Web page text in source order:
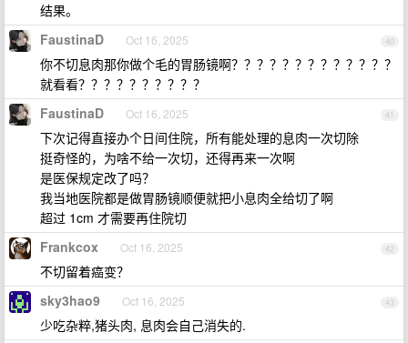
结果。
40
FaustinaD Oct 16, 2025
你不切息肉那你做个毛的胃肠镜啊？？？？？？？？？？？？？
就看看？？？？？？？？？？
41
FaustinaD Oct 16, 2025
下次记得直接办个日间住院，所有能处理的息肉一次切除
挺奇怪的，为啥不给一次切，还得再来一次啊
是医保规定改了吗？
我当地医院都是做胃肠镜顺便就把小息肉全给切了啊
超过 1cm 才需要再住院切
42
Frankcox Oct 16, 2025
不切留着癌变？
43
sky3hao9 Oct 16, 2025
少吃杂粹,猪头肉, 息肉会自己消失的.